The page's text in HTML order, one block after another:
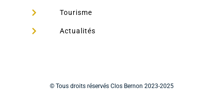
Tourisme
Actualités
© Tous droits réservés Clos Bernon 2023-2025